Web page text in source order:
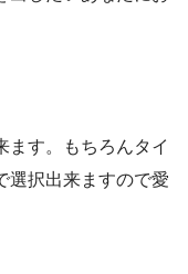
ます。もちろんタイ
選択出来ますので愛